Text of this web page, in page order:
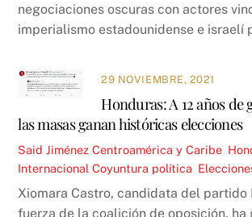
negociaciones oscuras con actores
imperialismo estadounidense e israelí
29 NOVIEMBRE, 2021
Honduras: A 12 años de
las masas ganan históricas elecciones
Said Jiménez Centroamérica y Caribe
Internacional Coyuntura política
Xiomara Castro, candidata del
fuerza de la coalición de oposición, ha